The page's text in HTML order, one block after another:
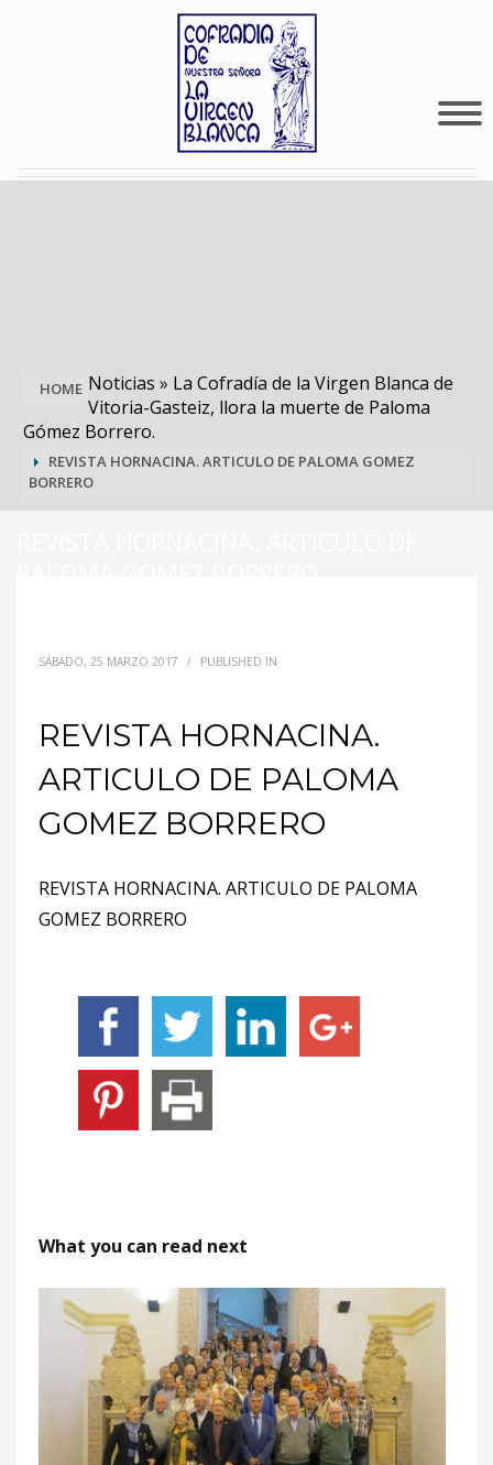
HOME Noticias » La Cofradía de la Virgen Blanca de
Vitoria-Gasteiz, llora la muerte de Paloma
Gómez Borrero.
REVISTA HORNACINA. ARTICULO DE PALOMA GOMEZ
BORRERO
SÁBADO, 25 MARZO 2017 / PUBLISHED IN
REVISTA HORNACINA.
ARTICULO DE PALOMA
GOMEZ BORRERO
REVISTA HORNACINA. ARTICULO DE PALOMA
GOMEZ BORRERO
What you can read next